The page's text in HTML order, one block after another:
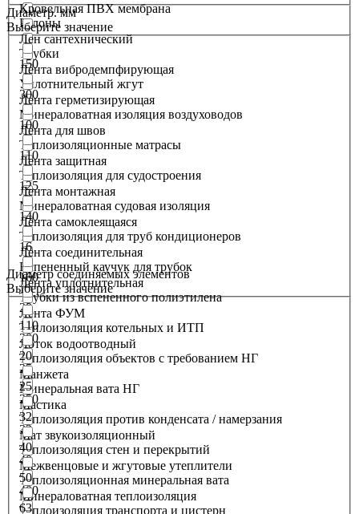
Рулоны
Трубки
Уплотнительный жгут
Минераловатная изоляция воздуховодов
Теплоизоляционные матрасы
Теплоизоляция для судостроения
Минераловатная судовая изоляция
Теплоизоляция для труб кондиционеров
Вспененный каучук для трубок
Трубки из вспененного полиэтилена
Теплоизоляция котельных и ИТП
Теплоизоляция объектов с требованием НГ
Минеральная вата НГ
Теплоизоляция против конденсата / намерзания
Теплоизоляция стен и перекрытий
Теплоизоляционная минеральная вата
Теплоизоляция транспорта и цистерн
Кровельная ПВХ мембрана
Лен сантехнический
Лента вибродемпфирующая
Лента герметизирующая
Лента для швов
Лента защитная
Лента монтажная
Лента самоклеящаяся
Лента соединительная
Лента уплотнительная
Лента ФУМ
Лоток водоотводный
Манжета
Мастика
Мат звукоизоляционный
Межвенцовые и жгутовые утеплители
Минераловатная теплоизоляция
Диаметр. мм
Выберите значение
150
300
100
110
125
140
16
160
20
200
25
250
32
40
400
Диаметр соединяемых элементов
Выберите значение
110
20
25
32
40
50
63